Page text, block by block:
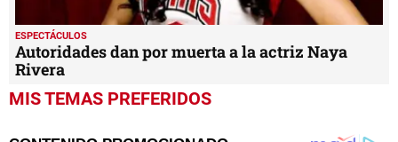
ESPECTÁCULOS
Autoridades dan por muerta a la actriz Naya
Rivera
MIS TEMAS PREFERIDOS